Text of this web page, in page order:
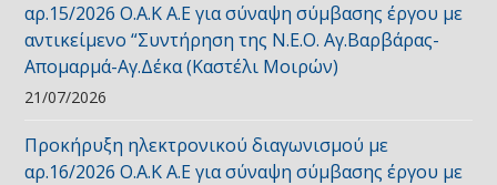
αρ.15/2026 Ο.Α.Κ Α.Ε για σύναψη σύμβασης έργου με
αντικείμενο “Συντήρηση της Ν.Ε.Ο. Αγ.Βαρβάρας-
Απομαρμά-Αγ.Δέκα (Καστέλι Μοιρών)
21/07/2026
Προκήρυξη ηλεκτρονικού διαγωνισμού με
αρ.16/2026 Ο.Α.Κ Α.Ε για σύναψη σύμβασης έργου με